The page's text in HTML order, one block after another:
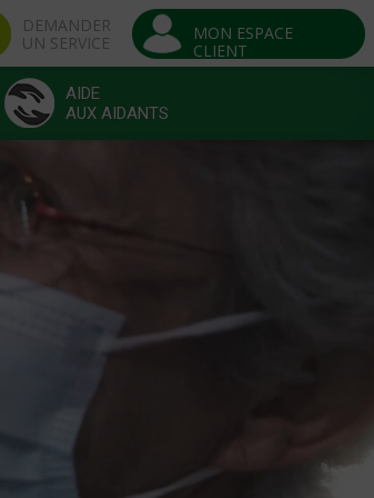
DEMANDER
UN SERVICE
MON ESPACE
CLIENT
AIDE
AUX AIDANTS